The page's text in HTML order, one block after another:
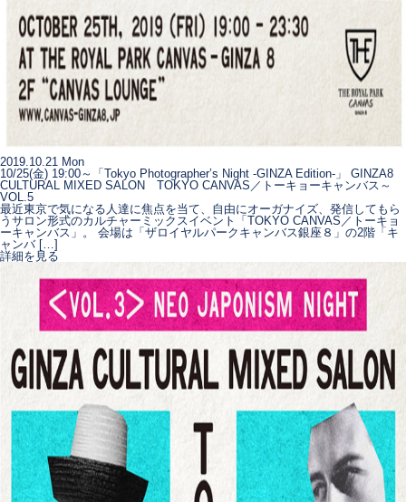
2019.10.21 Mon
10/25(金) 19:00～「Tokyo Photographer’s Night -GINZA Edition-」 GINZA8
CULTURAL MIXED SALON TOKYO CANVAS／トーキョーキャンバス～
VOL.5
最近東京で気になる人達に焦点を当て、自由にオーガナイズ、発信してもら
うサロン形式のカルチャーミックスイベント「TOKYO CANVAS／トーキョ
ーキャンバス」。 会場は「ザロイヤルパークキャンバス銀座８」の2階「キ
ャンバ […]
詳細を見る